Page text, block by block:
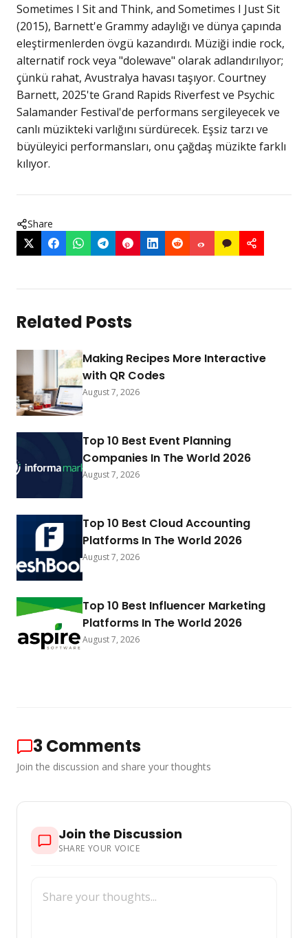
Sometimes I Sit and Think, and Sometimes I Just Sit
(2015), Barnett'e Grammy adaylığı ve dünya çapında
eleştirmenlerden övgü kazandırdı. Müziği indie rock,
alternatif rock veya "dolewave" olarak adlandırılıyor;
çünkü rahat, Avustralya havası taşıyor. Courtney
Barnett, 2025'te Grand Rapids Riverfest ve Psychic
Salamander Festival'de performans sergileyecek ve
canlı müzikteki varlığını sürdürecek. Eşsiz tarzı ve
büyüleyici performansları, onu çağdaş müzikte farklı
kılıyor.
Share
Related Posts
Making Recipes More Interactive
with QR Codes
August 7, 2026
Top 10 Best Event Planning
Companies In The World 2026
August 7, 2026
Top 10 Best Cloud Accounting
Platforms In The World 2026
August 7, 2026
Top 10 Best Influencer Marketing
Platforms In The World 2026
August 7, 2026
3Comments
Join the discussion and share your thoughts
Join the Discussion
SHARE YOUR VOICE